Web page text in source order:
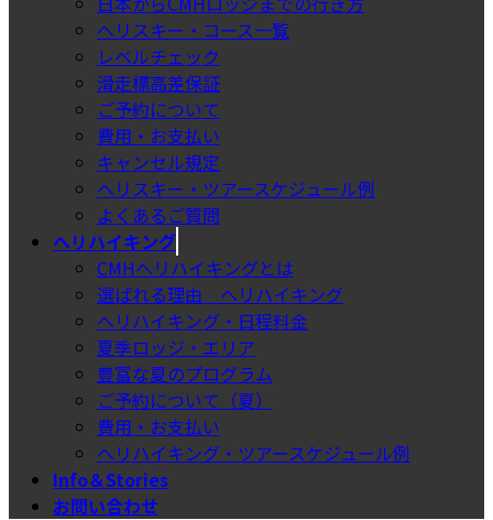
ヘリスキー・コース一覧
レベルチェック
滑走標高差保証
ご予約について
費用・お支払い
キャンセル規定
ヘリスキー・ツアースケジュール例
よくあるご質問
ヘリハイキング
CMHヘリハイキングとは
選ばれる理由＿ヘリハイキング
ヘリハイキング・日程料金
夏季ロッジ・エリア
豊富な夏のプログラム
ご予約について（夏）
費用・お支払い
ヘリハイキング・ツアースケジュール例
Info＆Stories
お問い合わせ